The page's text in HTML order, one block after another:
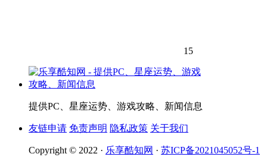
15
提供PC、星座运势、游戏攻略、新闻信息
友链申请 免责声明 隐私政策 关于我们
Copyright © 2022 · 乐享酷知网 · 苏ICP备2021045052号-1